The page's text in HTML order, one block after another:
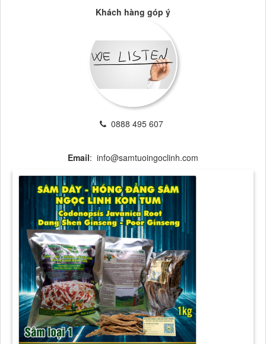
Khách hàng góp ý
0888 495 607
Email: info@samtuoingoclinh.com